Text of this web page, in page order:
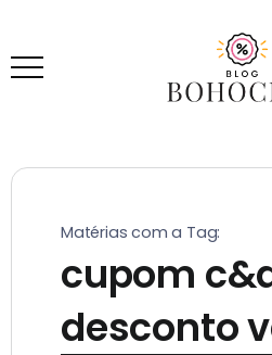
Matérias com a Tag:
cupom
desconto